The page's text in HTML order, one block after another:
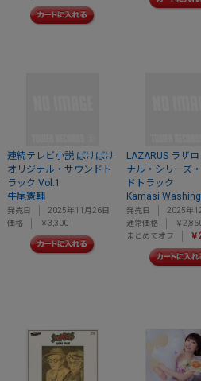
連続テレビ小説 ばけばけ
オリジナル・サウンドト
ラック Vol.1
牛尾憲輔
発売日
2025年11月26日
価格
￥3,300
LAZARUS ラザ
ナル・シリーズ
ドトラック
Kamasi
発売日
2025年
通常価格
￥
まとめてオフ
￥